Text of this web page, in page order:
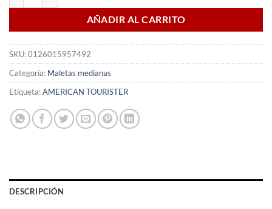
AÑADIR AL CARRITO
SKU:0126015957492
Categoría: Maletas medianas
Etiqueta:AMERICAN TOURISTER
DESCRIPCIÓN